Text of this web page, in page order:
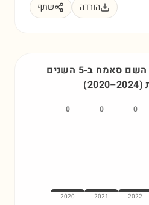
הורדה שתף
השם סאמח
ב-5 השנים
(2020–2024)
0
2022
0
2021
0
2020